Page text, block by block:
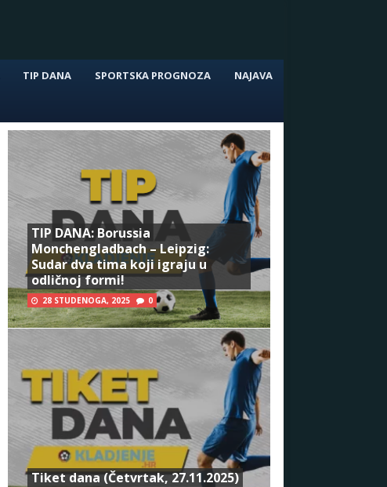
TIP DANA SPORTSKA PROGNOZA NAJAVA
TIP DANA: Borussia
Monchengladbach – Leipzig:
Sudar dva tima koji igraju u
odličnoj formi!
28 STUDENOGA, 2025 0
Tiket dana (Četvrtak, 27.11.2025)